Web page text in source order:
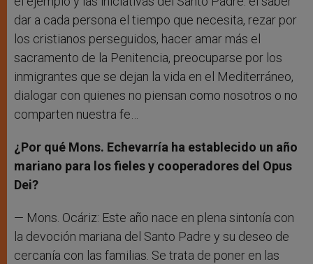
dar a cada persona el tiempo que necesita, rezar por
los cristianos perseguidos, hacer amar más el
sacramento de la Penitencia, preocuparse por los
inmigrantes que se dejan la vida en el Mediterráneo,
dialogar con quienes no piensan como nosotros o no
comparten nuestra fe…
¿Por qué Mons. Echevarría ha establecido un año
mariano para los fieles y cooperadores del Opus
Dei?
— Mons. Ocáriz: Este año nace en plena sintonía con
la devoción mariana del Santo Padre y su deseo de
cercanía con las familias. Se trata de poner en las